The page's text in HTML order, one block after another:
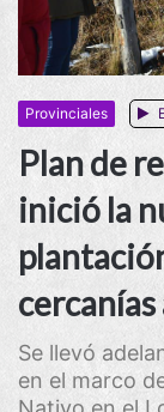
Provinciales
Plan de
inició la
Se llevó
en el marco